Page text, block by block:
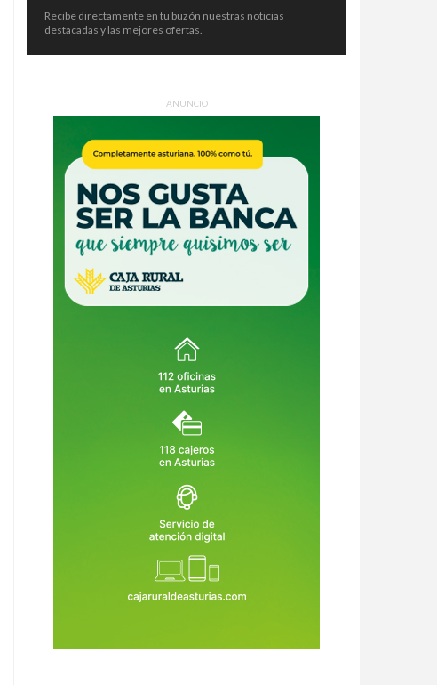
El Sella entra en su semana grande:
horarios, trenes, aparcamientos y
todo lo que hay que saber antes
del cañonazo
04 de Ago de 2026
Pravia se prepara para temblar: el
días de sidra, charangas y fiesta en
el Prau Salcéu
04 de Ago de 2026
Recibe directamente en tu buzón nuestras noticias
destacadas y las mejores ofertas.
ANUNCIO